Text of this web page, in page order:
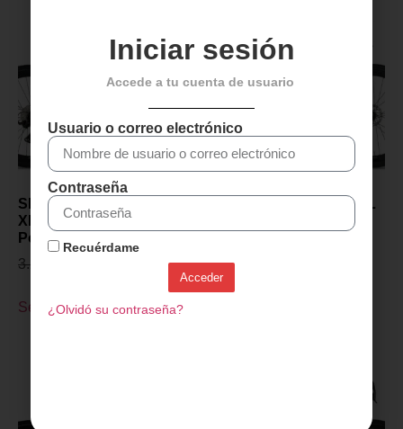
SENSA GIULIA GRAVEL
XP PROJECT Z 2027-
Polish Gris
3.299,00
Seleccionar opciones
SENSA GIULIA GRAVEL
XP PROJECT Z 2027-
3.299,00
Iniciar sesión
Accede a tu cuenta de usuario
Usuario o correo electrónico
Contraseña
Recuérdame
Acceder
¿Olvidó su contraseña?